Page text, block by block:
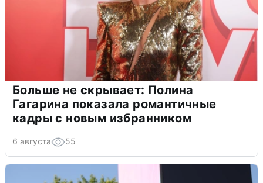
Больше не скрывает: Полина
Гагарина показала романтичные
кадры с новым избранником
6 августа 55